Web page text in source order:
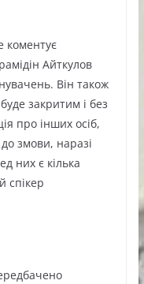
коментує
Айткулов
Він також
закритим і без
про інших осіб,
змови, наразі
них є кілька
спікер